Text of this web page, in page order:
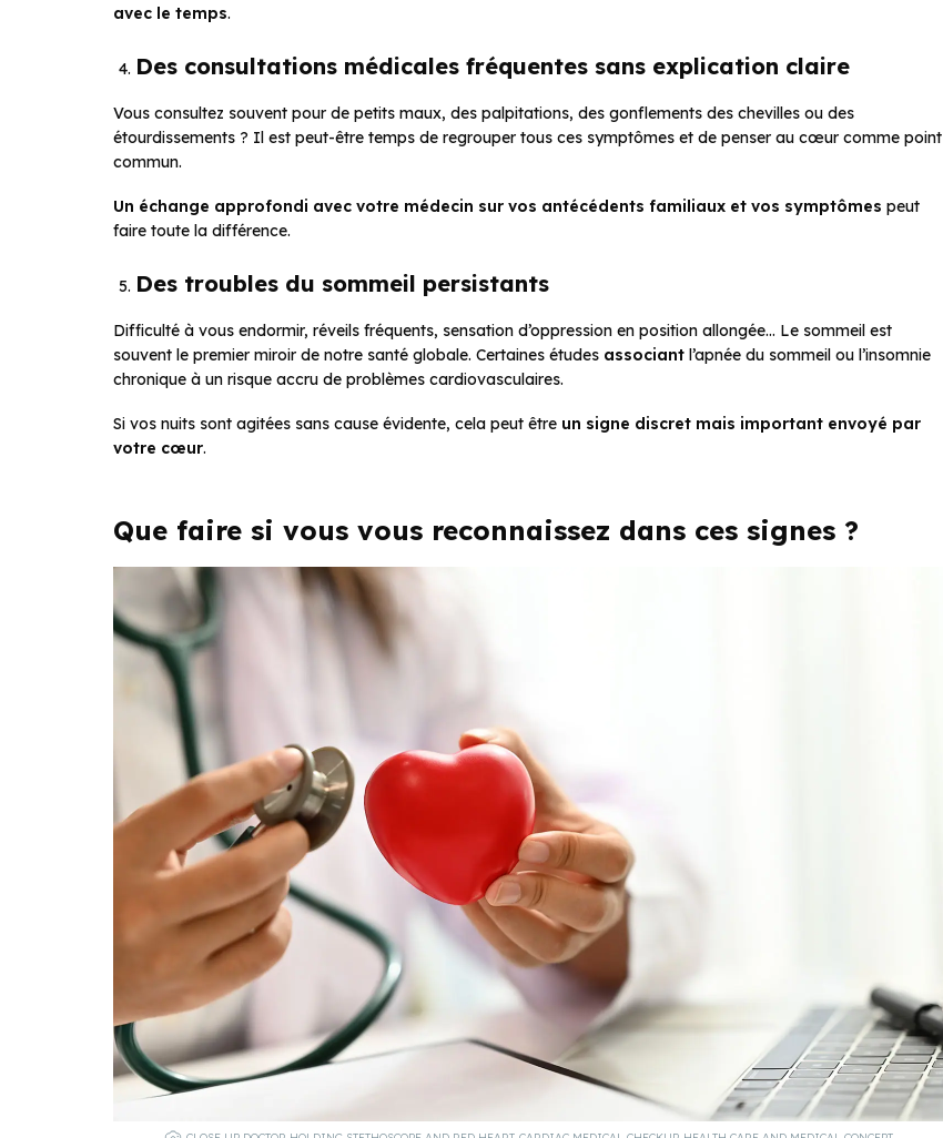
avec le temps.
Des consultations médicales fréquentes sans explication claire
Vous consultez souvent pour de petits maux, des palpitations, des gonflements des chevilles ou des
étourdissements ? Il est peut-être temps de regrouper tous ces symptômes et de penser au cœur comme point
commun.
Un échange approfondi avec votre médecin sur vos antécédents familiaux et vos symptômes peut
faire toute la différence.
Des troubles du sommeil persistants
Difficulté à vous endormir, réveils fréquents, sensation d’oppression en position allongée… Le sommeil est
souvent le premier miroir de notre santé globale. Certaines études associant l’apnée du sommeil ou l’insomnie
chronique à un risque accru de problèmes cardiovasculaires.
Si vos nuits sont agitées sans cause évidente, cela peut être un signe discret mais important envoyé par
votre cœur.
Que faire si vous vous reconnaissez dans ces signes ?